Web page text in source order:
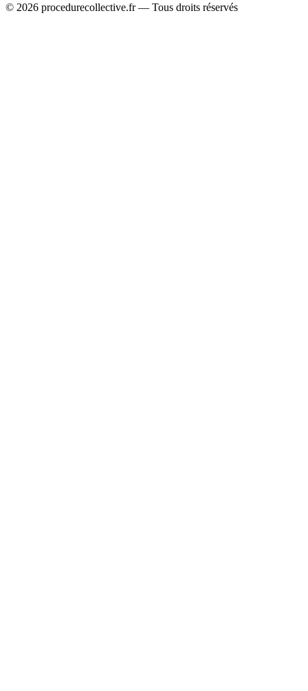
© 2026 procedurecollective.fr — Tous droits réservés